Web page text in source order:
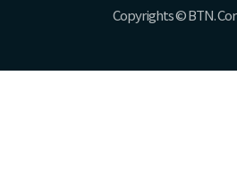
Copyrights © BTN.